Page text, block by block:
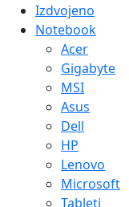
Izdvojeno
Notebook
Acer
Gigabyte
MSI
Asus
Dell
HP
Lenovo
Microsoft
Tableti